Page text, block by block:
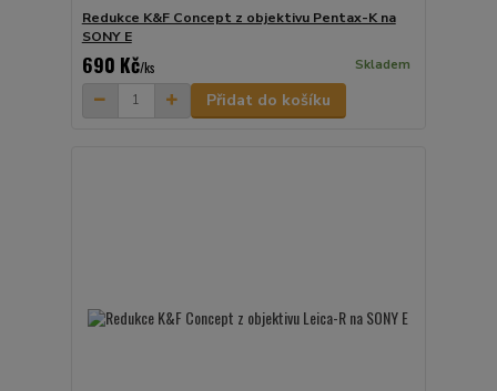
Redukce K&F Concept z objektivu Pentax-K na
SONY E
690 Kč/ks Skladem
Přidat do košíku